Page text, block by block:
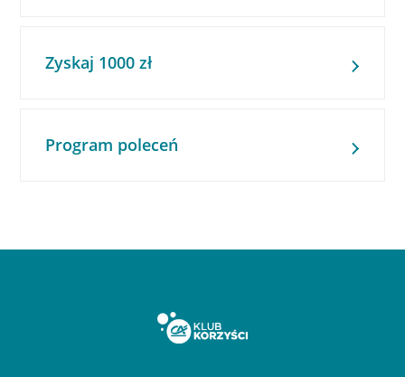
Zyskaj 1000 zł
Program poleceń